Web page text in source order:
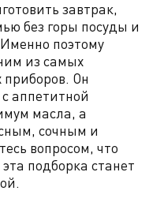
завтрак,
без горы посуды и
поэтому
из самых
приборов. Он
аппетитной
масла, а
сочным и
вопросом, что
подборка станет